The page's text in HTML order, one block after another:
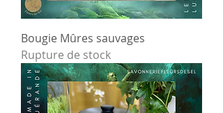
Bougie Mûres sauvages
Rupture de stock